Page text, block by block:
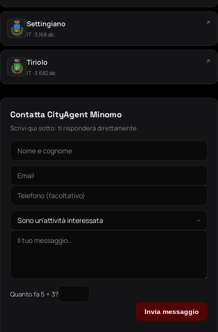
Settingiano
IT · 3.168 ab.
↗
Tiriolo
IT · 3.682 ab.
↗
Contatta CityAgent Minomo
Scrivi qui sotto: ti risponderà direttamente.
Quanto fa 5 + 3?
Invia messaggio